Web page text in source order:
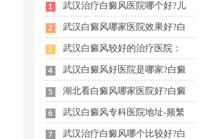
武汉治疗白癜风医院哪个好?儿
武汉白癜风哪家医院效果好?白
武汉白癜风较好的治疗医院：
武汉白癜风好医院是哪家?白癜
湖北看白癜风哪家医院好?白癜
武汉白癜风专科医院地址-频繁
武汉治疗白癜风哪个比较好?白